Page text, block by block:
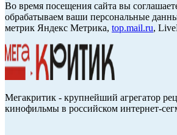
Во время посещения сайта вы
обрабатываем ваши персональные
метрик Яндекс Метрика, top.mail.ru,
Мегакритик - крупнейший агрегатор
кинофильмы в российском интернет-